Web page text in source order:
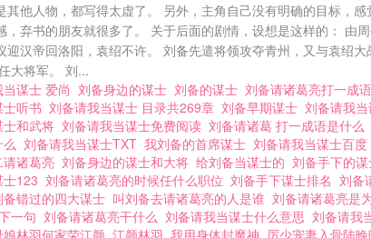
他人物，都写得太虚了。 另外，主角自己没有明确的目标，
弃书的朋友就很多了。 关于后面的剧情，设想是这样的： 由
汉帝回洛阳，袁绍不许。 刘备先遣将领攻夺青州，又与袁绍
大将军。 刘...
谋士 爱尚 刘备身边的谋士 刘备的谋士 刘备请诸葛亮打一成语
听书 刘备请我当谋士 目录共269章 刘备早期谋士 刘备请我
和武将 刘备请我当谋士免费阅读 刘备请诸葛 打一成语是什么
刘备请我当谋士TXT 我刘备的首席谋士 刘备请我当谋士百度
诸葛亮 刘备身边的谋士和大将 给刘备当谋士的 刘备手下的
123 刘备请诸葛亮的时候任什么职位 刘备手下谋士排名 刘备
备错过的四大谋士 叫刘备去请诸葛亮的人是谁 刘备请诸葛亮是
一句 刘备请诸葛亮干什么 刘备请我当谋士什么意思 刘备请我
林羽何家荣江颜 江颜林羽 我用身体封魔神 厉少宠妻入骨陆